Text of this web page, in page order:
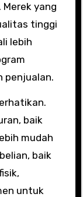
yang
tinggi
lebih
penjualan.
baik
mudah
baik
untuk